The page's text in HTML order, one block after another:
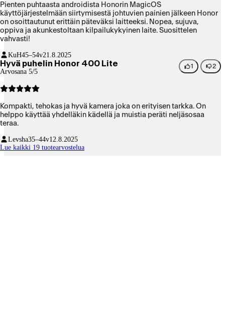
Pienten puhtaasta androidista Honorin MagicOS
käyttöjärjestelmään siirtymisestä johtuvien painien jälkeen Honor
on osoittautunut erittäin päteväksi laitteeksi. Nopea, sujuva,
oppiva ja akunkestoltaan kilpailukykyinen laite. Suosittelen
vahvasti!
KuH45–54v21.8.2025
Hyvä puhelin Honor 400 Lite
Arvosana 5/5
1 2
Kompakti, tehokas ja hyvä kamera joka on erityisen tarkka. On
helppo käyttää yhdelläkin kädellä ja muistia peräti neljäsosaa
teraa.
Levsha35–44v12.8.2025
Lue kaikki 19 tuotearvostelua